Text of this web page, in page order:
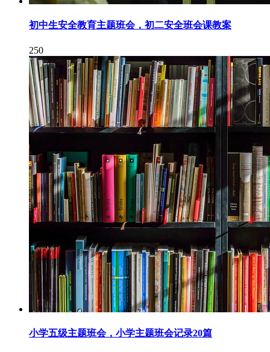
初中生安全教育主题班会，初二安全班会课教案
250
小学五级主题班会，小学主题班会记录20篇